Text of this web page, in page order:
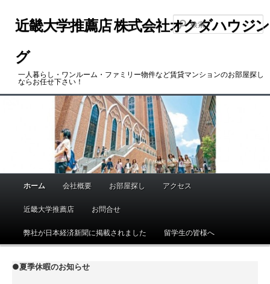
ン
ツ
近畿大学推薦店 株式会社オクダハウジン
グ
一人暮らし・ワンルーム・ファミリー物件など賃貸マンションのお部屋探し
ならお任せ下さい！
ニ
ホーム 会社概要 お部屋探し アクセス
近畿大学推薦店 お問合せ
弊社が日本経済新聞に掲載されました 留学生の皆様へ
●夏季休暇のお知らせ